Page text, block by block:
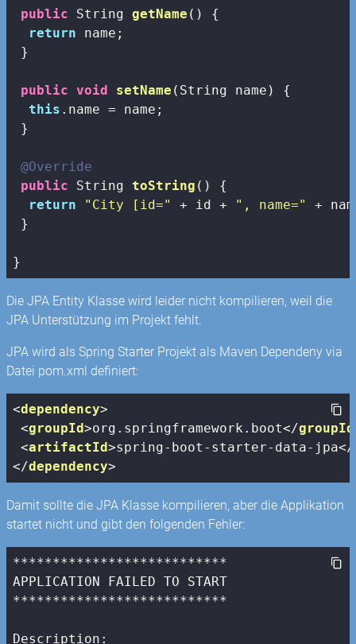
public String getName ()
{
return name;
}
public void setName (String name)
{
this .name = name;
}
@Override
public String toString ()
{
return
"City [id=" + id + ", name="
+
}
}
Die JPA Entity Klasse wird leider nicht kompilieren, weil die
JPA Unterstützung im Projekt fehlt.
JPA wird als Spring Starter Projekt als Maven Dependeny via
Datei pom.xml definiert:
<dependency>
<groupId>org.springframework.boot</groupId
<artifactId>spring-boot-starter-data-jpa</
</dependency>
Damit sollte die JPA Klasse kompilieren, aber die Applikation
startet nicht und gibt den folgenden Fehler:
***************************
APPLICATION FAILED TO START
***************************
Description: